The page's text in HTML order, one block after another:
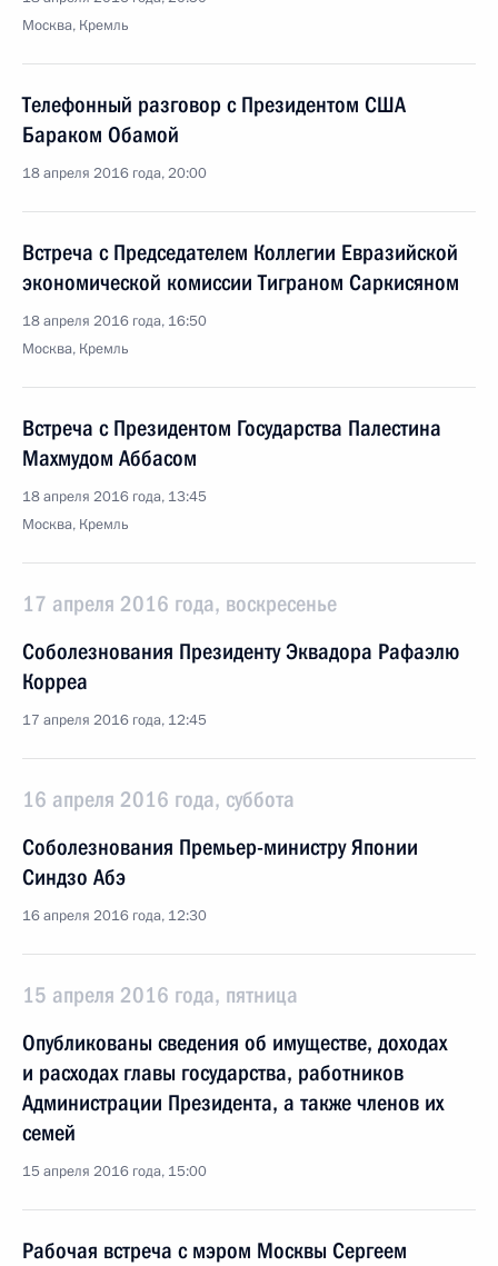
Москва, Кремль
Телефонный разговор с Президентом США
Бараком Обамой
18 апреля 2016 года, 20:00
Встреча с Председателем Коллегии Евразийской
экономической комиссии Тиграном Саркисяном
18 апреля 2016 года, 16:50
Москва, Кремль
Встреча с Президентом Государства Палестина
Махмудом Аббасом
18 апреля 2016 года, 13:45
Москва, Кремль
17 апреля 2016 года, воскресенье
Соболезнования Президенту Эквадора Рафаэлю
Корреа
17 апреля 2016 года, 12:45
16 апреля 2016 года, суббота
Соболезнования Премьер-министру Японии
Синдзо Абэ
16 апреля 2016 года, 12:30
15 апреля 2016 года, пятница
Опубликованы сведения об имуществе, доходах
и расходах главы государства, работников
Администрации Президента, а также членов их
семей
15 апреля 2016 года, 15:00
Рабочая встреча с мэром Москвы Сергеем